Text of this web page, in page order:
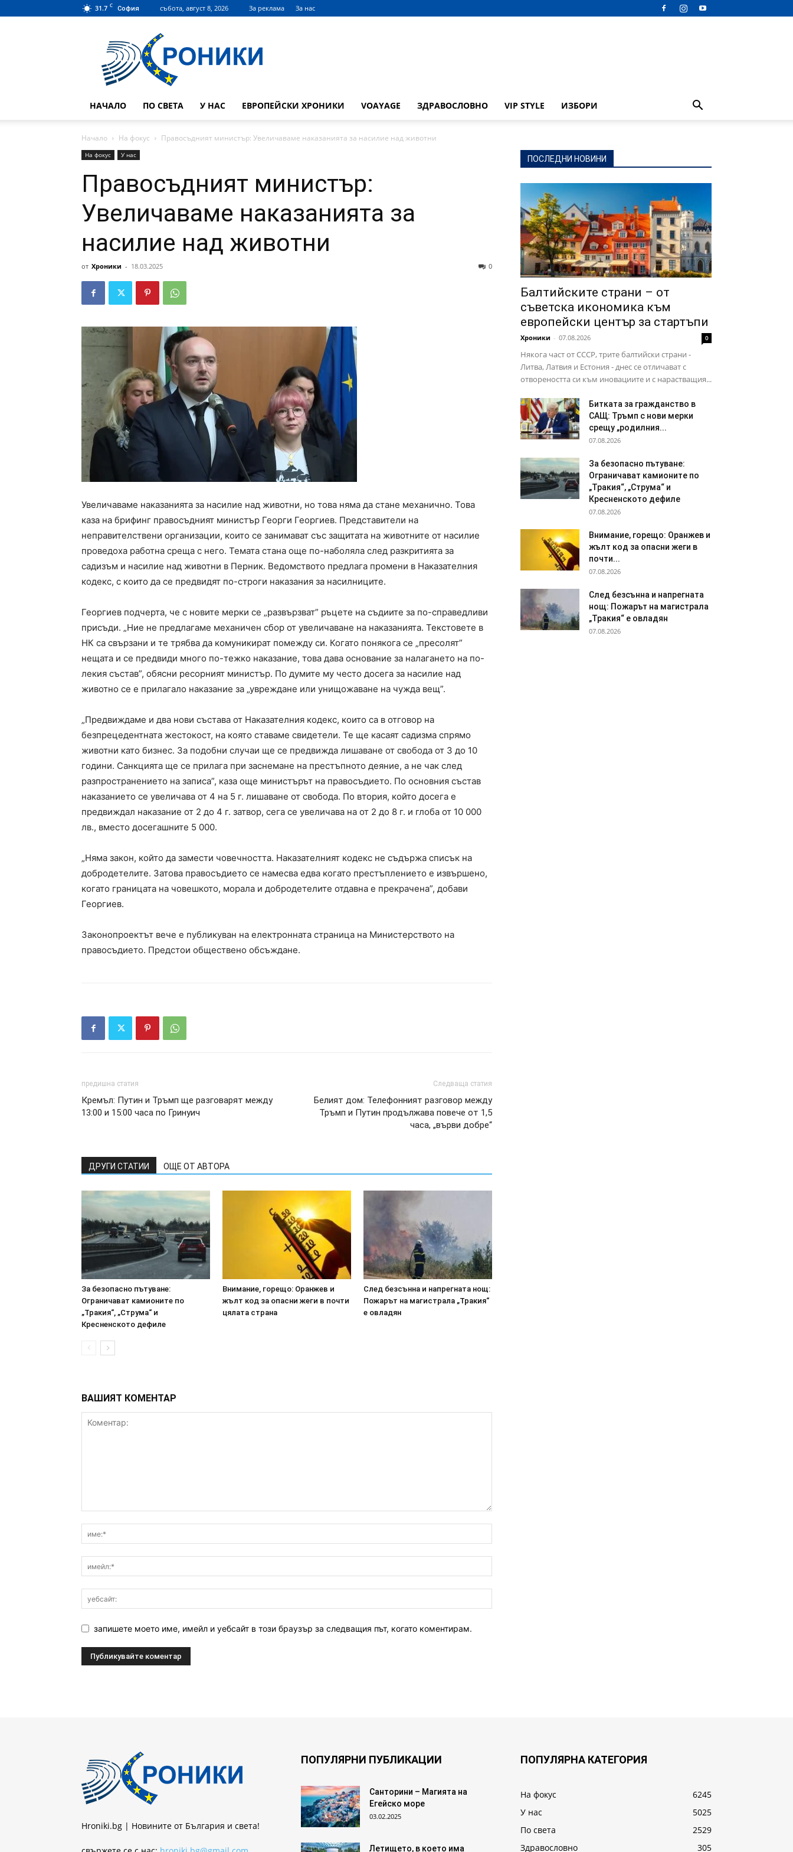
31.7 C София събота, август 8, 2026 За реклама За нас
НАЧАЛО ПО СВЕТА У НАС ЕВРОПЕЙСКИ ХРОНИКИ VOAYAGE ЗДРАВОСЛОВНО VIP STYLE ИЗБОРИ
Начало На фокус Правосъдният министър: Увеличаваме наказанията за насилие над животни
На фокус У нас
Правосъдният министър:
Увеличаваме наказанията за
насилие над животни
от Хроники - 18.03.2025 0
Увеличаваме наказанията за насилие над животни, но това няма да стане механично. Това
каза на брифинг правосъдният министър Георги Георгиев. Представители на
неправителствени организации, които се занимават със защитата на животните от насилие
проведоха работна среща с него. Темата стана още по-наболяла след разкритията за
садизъм и насилие над животни в Перник. Ведомството предлага промени в Наказателния
кодекс, с които да се предвидят по-строги наказания за насилниците.
Георгиев подчерта, че с новите мерки се „развързват” ръцете на съдиите за по-справедливи
присъди. „Ние не предлагаме механичен сбор от увеличаване на наказанията. Текстовете в
НК са свързани и те трябва да комуникират помежду си. Когато понякога се „пресолят”
нещата и се предвиди много по-тежко наказание, това дава основание за налагането на по-
лекия състав”, обясни ресорният министър. По думите му често досега за насилие над
животно се е прилагало наказание за „увреждане или унищожаване на чужда вещ”.
„Предвиждаме и два нови състава от Наказателния кодекс, които са в отговор на
безпрецедентната жестокост, на която ставаме свидетели. Те ще касаят садизма спрямо
животни като бизнес. За подобни случаи ще се предвижда лишаване от свобода от 3 до 10
години. Санкцията ще се прилага при заснемане на престъпното деяние, а не чак след
разпространението на записа”, каза още министърът на правосъдието. По основния състав
наказанието се увеличава от 4 на 5 г. лишаване от свобода. По втория, който досега е
предвиждал наказание от 2 до 4 г. затвор, сега се увеличава на от 2 до 8 г. и глоба от 10 000
лв., вместо досегашните 5 000.
„Няма закон, който да замести човечността. Наказателният кодекс не съдържа списък на
добродетелите. Затова правосъдието се намесва едва когато престъплението е извършено,
когато границата на човешкото, морала и добродетелите отдавна е прекрачена”, добави
Георгиев.
Законопроектът вече е публикуван на електронната страница на Министерството на
правосъдието. Предстои обществено обсъждане.
предишна статия
Кремъл: Путин и Тръмп ще разговарят между
13:00 и 15:00 часа по Гринуич
Следваща статия
Белият дом: Телефонният разговор между
Тръмп и Путин продължава повече от 1,5
часа, „върви добре“
ДРУГИ СТАТИИ ОЩЕ ОТ АВТОРА
За безопасно пътуване:
Ограничават камионите по
„Тракия“, „Струма“ и
Кресненското дефиле
Внимание, горещо: Оранжев и
жълт код за опасни жеги в почти
цялата страна
След безсънна и напрегната нощ:
Пожарът на магистрала „Тракия“
е овладян
ВАШИЯТ КОМЕНТАР
запишете моето име, имейл и уебсайт в този браузър за следващия път, когато коментирам.
ПОСЛЕДНИ НОВИНИ
Балтийските страни – от
съветска икономика към
европейски център за стартъпи
Хроники - 07.08.2026 0
Някога част от СССР, трите балтийски страни -
Литва, Латвия и Естония - днес се отличават с
отвореността си към иновациите и с нарастващия...
Битката за гражданство в
САЩ: Тръмп с нови мерки
срещу „родилния...
07.08.2026
За безопасно пътуване:
Ограничават камионите по
„Тракия“, „Струма“ и
Кресненското дефиле
07.08.2026
Внимание, горещо: Оранжев и
жълт код за опасни жеги в
почти...
07.08.2026
След безсънна и напрегната
нощ: Пожарът на магистрала
„Тракия“ е овладян
07.08.2026
Hroniki.bg | Новините от България и света!
ПОПУЛЯРНИ ПУБЛИКАЦИИ
Санторини – Магията на
Егейско море
03.02.2025
Летището, в което има
ПОПУЛЯРНА КАТЕГОРИЯ
На фокус
6245
У нас
5025
По света
2529
Здравословно
305